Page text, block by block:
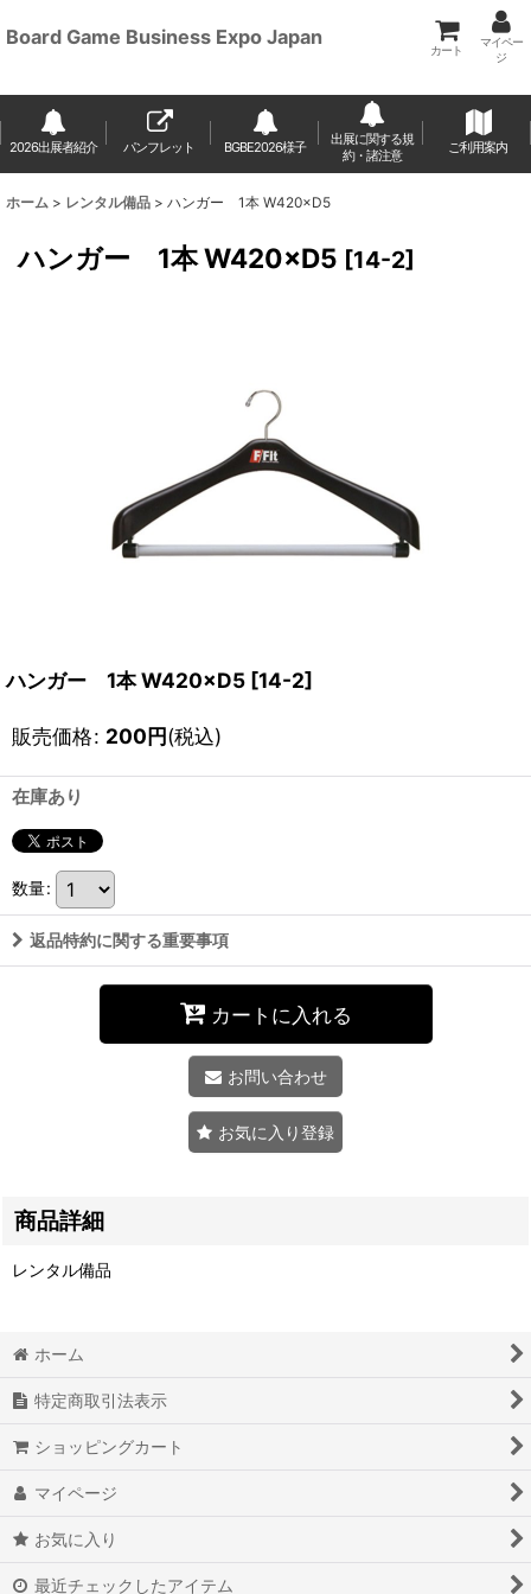
Board Game Business Expo Japan
カート
マイペー
ジ
2026出展者紹介 パンフレット BGBE2026様子
出展に関する規
約・諸注意
ご利用案内
ホーム > レンタル備品 > ハンガー 1本 W420×D5
ハンガー 1本 W420×D5 [14-2]
ハンガー 1本 W420×D5 [14-2]
販売価格: 200円(税込)
在庫あり
数量:
返品特約に関する重要事項
カートに入れる
お問い合わせ
お気に入り登録
商品詳細
レンタル備品
ホーム
特定商取引法表示
ショッピングカート
マイページ
お気に入り
最近チェックしたアイテム